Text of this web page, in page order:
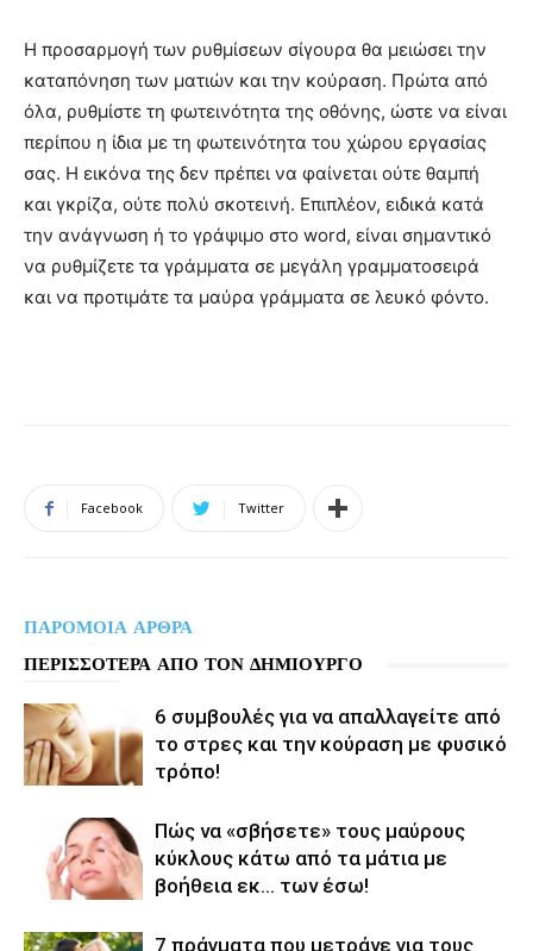
Η προσαρμογή των ρυθμίσεων σίγουρα θα μειώσει την
καταπόνηση των ματιών και την κούραση. Πρώτα από
όλα, ρυθμίστε τη φωτεινότητα της οθόνης, ώστε να είναι
περίπου η ίδια με τη φωτεινότητα του χώρου εργασίας
σας. Η εικόνα της δεν πρέπει να φαίνεται ούτε θαμπή
και γκρίζα, ούτε πολύ σκοτεινή. Επιπλέον, ειδικά κατά
την ανάγνωση ή το γράψιμο στο word, είναι σημαντικό
να ρυθμίζετε τα γράμματα σε μεγάλη γραμματοσειρά
και να προτιμάτε τα μαύρα γράμματα σε λευκό φόντο.
Facebook Twitter
ΠΑΡΟΜΟΙΑ ΑΡΘΡΑ
ΠΕΡΙΣΣΟΤΕΡΑ ΑΠΟ ΤΟΝ ΔΗΜΙΟΥΡΓΟ
6 συμβουλές για να απαλλαγείτε από
το στρες και την κούραση με φυσικό
τρόπο!
Πώς να «σβήσετε» τους μαύρους
κύκλους κάτω από τα μάτια με
βοήθεια εκ… των έσω!
7 πράγματα που μετράνε για τους